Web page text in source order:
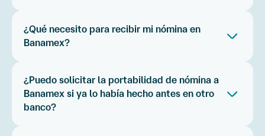
¿Qué necesito para recibir mi nómina en
Banamex?
Switch Banamex, MiCuenta Banamex, Cuenta
Priority Banamex o Cuenta Base Banamex.
También necesitarás los 16 dígitos o cuenta
¿Puedo solicitar la portabilidad de nómina a
Banamex si ya lo había hecho antes en otro
banco?